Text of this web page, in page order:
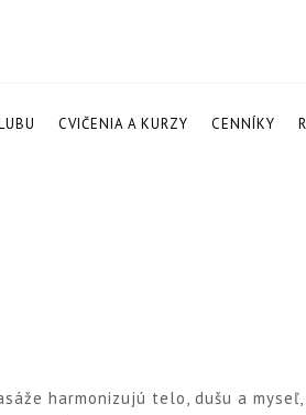
CVIČENIA A KURZY CENNÍKY
harmonizujú telo, dušu a